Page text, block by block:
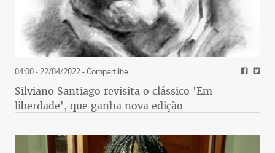
04:00 - 22/04/2022- Compartilhe
Silviano Santiago revisita o clássico 'Em
liberdade', que ganha nova edição